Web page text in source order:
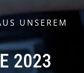
UNSEREM
2023